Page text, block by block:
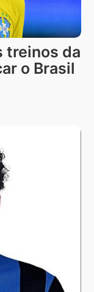
treinos da
o Brasil